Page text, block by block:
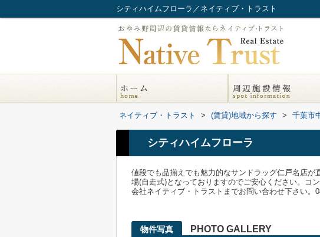
シティハイムフローラ／ネイティブ・トラスト
ネイティブ・トラスト > (賃貸)地域から探す > 千葉市
シティハイムフローラ
値段でも品揃えでも魅力的なサンドラッグ仁戸名店
場(自走式)となっておりますのでご安心ください。コ
会社ネイティブ・トラストまでお問い合わせ下さい。
物件写真 PHOTO GALLERY